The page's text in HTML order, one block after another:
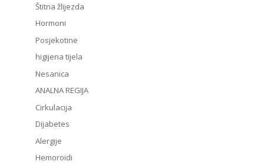
Štitna žlijezda
Hormoni
Posjekotine
higijena tijela
Nesanica
ANALNA REGIJA
Cirkulacija
Dijabetes
Alergije
Hemoroidi